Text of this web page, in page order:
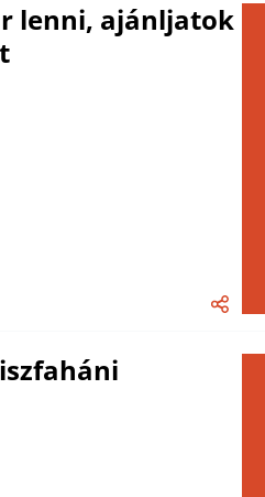
lenni, ajánljatok